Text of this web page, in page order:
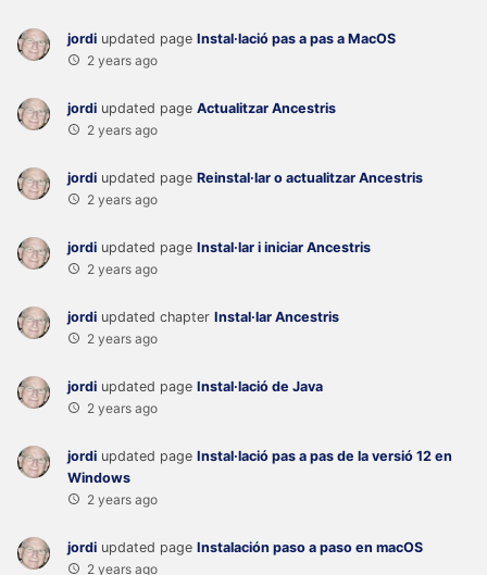
jordi updated page Instal·lació pas a pas a MacOS
2 years ago
jordi updated page Actualitzar Ancestris
2 years ago
jordi updated page Reinstal·lar o actualitzar Ancestris
2 years ago
jordi updated page Instal·lar i iniciar Ancestris
2 years ago
jordi updated chapter Instal·lar Ancestris
2 years ago
jordi updated page Instal·lació de Java
2 years ago
jordi updated page Instal·lació pas a pas de la versió 12 en
Windows
2 years ago
jordi updated page Instalación paso a paso en macOS
2 years ago